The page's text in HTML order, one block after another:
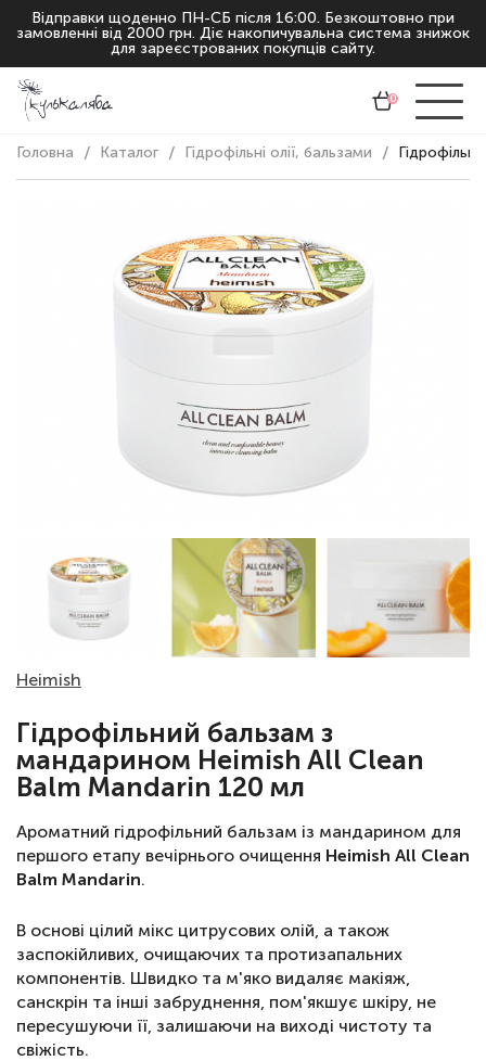
Відправки щоденно ПН-СБ після 16:00. Безкоштовно при
замовленні від 2000 грн. Діє накопичувальна система знижок
для зареєстрованих покупців сайту.
0
Головна Каталог Гідрофільні олії, бальзами
Heimish
Гідрофільний бальзам з
мандарином Нeimish All Clean
Balm Mandarin 120 мл
Ароматний гідрофільний бальзам із мандарином для
першого етапу вечірнього очищення Нeimish All Clean
Balm Mandarin.
В основі цілий мікс цитрусових олій, а також
заспокійливих, очищаючих та протизапальних
компонентів. Швидко та м'яко видаляє макіяж,
санскрін та інші забруднення, пом'якшує шкіру, не
пересушуючи її, залишаючи на виході чистоту та
свіжість.